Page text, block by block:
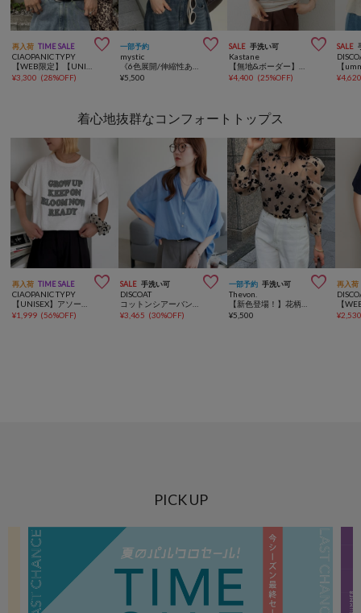
再入荷 TIME SALE 
CIAOPANIC TYPY
【WEB限定】【UNISEX】手書きメッセージロゴTEE
¥3,300 (28%OFF)
一部予約 
mystic
《6色展開/伸縮性あり◎》ふわふわシャーリングTシャツ
¥5,500
SALE 手洗い可 
Kastane
【無地&ボーダー】オフショルリブ半袖tee
¥4,400 (25%OFF)
SALE
¥
着心地抜群なコンフォートトップス
再入荷 TIME SALE 
CIAOPANIC TYPY
¥1,999 (56%OFF)
SALE 手洗い可 
DISCOAT
¥3,465 (30%OFF)
一部予約 手洗い可 
Thevon.
¥5,500
再入荷
¥
PICK UP